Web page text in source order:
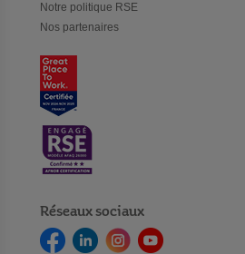
Notre politique RSE
Nos partenaires
Réseaux sociaux